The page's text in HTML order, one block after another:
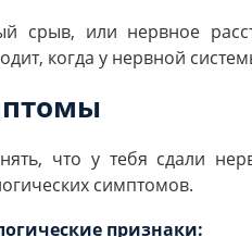
срыв, или нервное
когда у нервной
что у тебя сдали
симптомов.
признаки: